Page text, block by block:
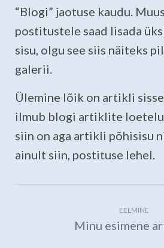
“Blogi” jaotuse kaudu.
postitustele saad lisada
sisu, olgu see siis näiteks
galerii.
Ülemine lõik on artikli
ilmub blogi artiklite loetelu
siin on aga artikli põhisisu
ainult siin, postituse lehel.
EELMINE
Minu esimene